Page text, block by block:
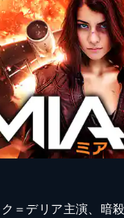
＝デリア主演、暗